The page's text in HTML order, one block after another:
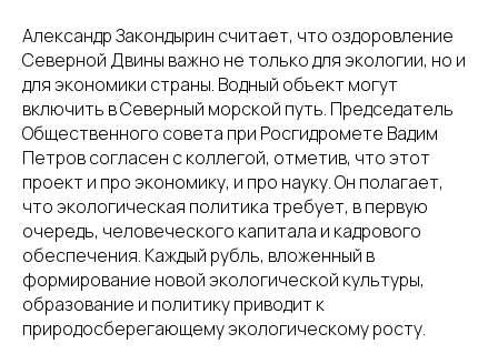
Александр Закондырин считает, что оздоровление
Северной Двины важно не только для экологии, но и
для экономики страны. Водный объект могут
включить в Северный морской путь. Председатель
Общественного совета при Росгидромете Вадим
Петров согласен с коллегой, отметив, что этот
проект и про экономику, и про науку. Он полагает,
что экологическая политика требует, в первую
очередь, человеческого капитала и кадрового
обеспечения. Каждый рубль, вложенный в
формирование новой экологической культуры,
образование и политику приводит к
природосберегающему экологическому росту.